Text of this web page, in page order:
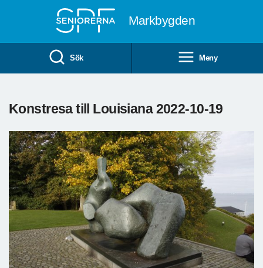
Markbygden
Sök Meny
Konstresa till Louisiana 2022-10-19